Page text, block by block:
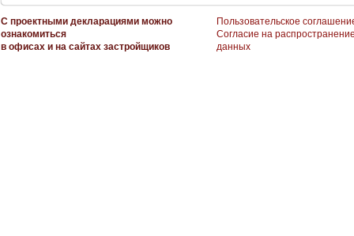
С проектными декларациями можно
ознакомиться
в офисах и на сайтах застройщиков
Пользовательское
Согласие на
данных